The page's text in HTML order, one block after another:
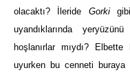
olacaktı? İleride Gorki
uyandıklarında
hoşlanırlar mıydı?
uyurken bu cenneti